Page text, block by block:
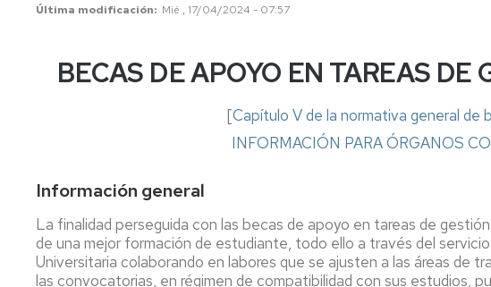
años
de
universidad
o
de
estudios
Permanencia
y
Transferencia
Nacional
Legislación
Solicitudes
y
formularios
Movilidad
Nacional
Reconocimiento
y
Transferencia
de
Solicitudes
y
formularios
Última modificación Mié , 17/04/2024 - 07:57
BECAS DE APOYO EN TAREAS DE
[Capítulo V de la normativa general de
INFORMACIÓN PARA ÓRGANOS
Información general
La finalidad perseguida con las becas de apoyo en tareas de
de una mejor formación de estudiante, todo ello a través del
Universitaria colaborando en labores que se ajusten a las áreas de
las convocatorias, en régimen de compatibilidad con sus estudios,